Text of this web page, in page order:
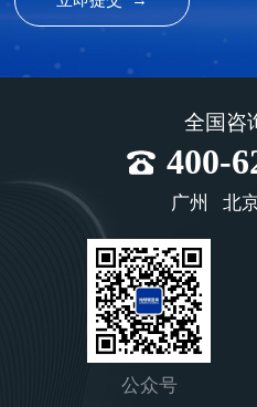
全国咨
400-
广州 北
公众号